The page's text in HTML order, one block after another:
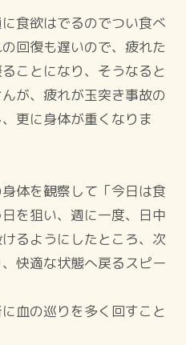
食欲はでるのでつい食べ
回復も遅いので、疲れた
ことになり、そうなると
が、疲れが玉突き事故の
更に身体が重くなりま
体を観察して「今日は食
を狙い、週に一度、日中
るようにしたところ、次
快適な状態へ戻るスピー
血の巡りを多く回すこと